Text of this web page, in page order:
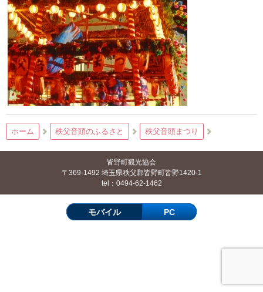
ホーム 秩父音頭のふるさと 秩父音頭まつり
皆野町観光協会
〒369-1492 埼玉県秩父郡皆野町皆野1420-1
tel：0494-62-1462
モバイル PC